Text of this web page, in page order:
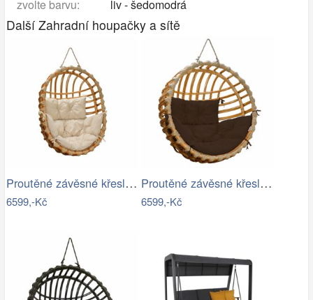
zvolte barvu:
liv - šedomodrá
Další Zahradní houpačky a sítě
Proutěné závěsné křeslo Lena, přírodní…
6599,-Kč
Proutěné závěsné křeslo Elis, přírodní…
6599,-Kč